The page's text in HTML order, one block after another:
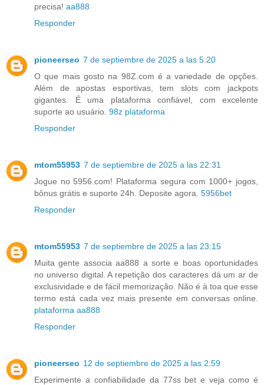
precisa! aa888
Responder
pioneerseo 7 de septiembre de 2025 a las 5:20
O que mais gosto na 98Z.com é a variedade de opções.
Além de apostas esportivas, tem slots com jackpots
gigantes. É uma plataforma confiável, com excelente
suporte ao usuário. 98z plataforma
Responder
mtom55953 7 de septiembre de 2025 a las 22:31
Jogue no 5956.com! Plataforma segura com 1000+ jogos,
bônus grátis e suporte 24h. Deposite agora. 5956bet
Responder
mtom55953 7 de septiembre de 2025 a las 23:15
Muita gente associa aa888 a sorte e boas oportunidades
no universo digital. A repetição dos caracteres dá um ar de
exclusividade e de fácil memorização. Não é à toa que esse
termo está cada vez mais presente em conversas online.
plataforma aa888
Responder
pioneerseo 12 de septiembre de 2025 a las 2:59
Experimente a confiabilidade da 77ss bet e veja como é